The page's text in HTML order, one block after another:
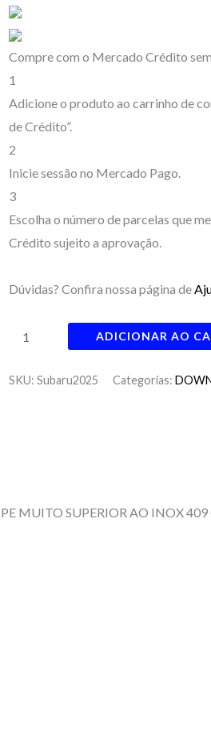
Compre com o Mercado Crédito
1
Adicione o produto ao carrinho de
de Crédito”.
2
Inicie sessão no Mercado Pago.
3
Escolha o número de parcelas que
Crédito sujeito a aprovação.
Dúvidas? Confira nossa página de
ADICIONAR AO
SKU: Subaru2025 Categorias:
MUITO SUPERIOR AO INOX